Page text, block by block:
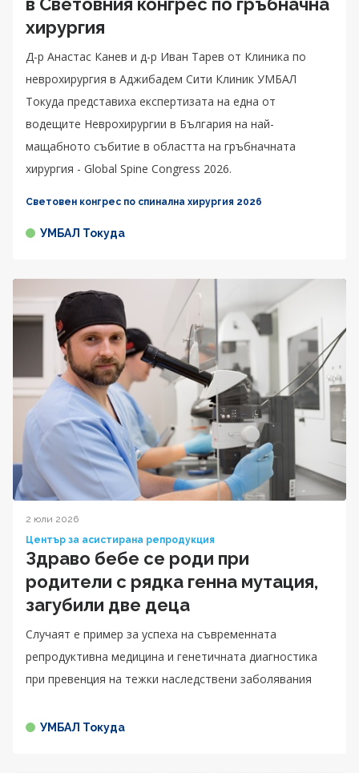
хирургия
Д-р Анастас Канев и д-р Иван Тарев от Клиника по
неврохирургия в Аджибадем Сити Клиник УМБАЛ
Токуда представиха експертизата на една от
водещите Неврохирургии в България на най-
мащабното събитие в областта на гръбначната
хирургия - Global Spine Congress 2026.
Световен конгрес по спинална хирургия 2026
УМБАЛ Токуда
2 юли 2026
Център за асистирана репродукция
Здраво бебе се роди при
родители с рядка генна мутация,
загубили две деца
Случаят е пример за успеха на съвременната
репродуктивна медицина и генетичната диагностика
при превенция на тежки наследствени заболявания
УМБАЛ Токуда